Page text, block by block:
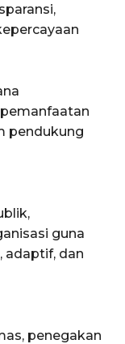
pendukung
guna
adaptif, dan
penegakan